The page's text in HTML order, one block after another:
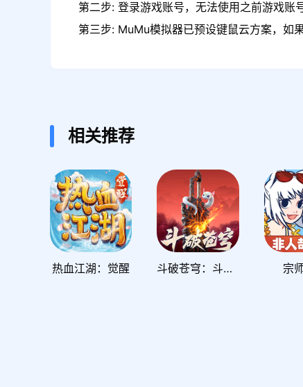
第二步: 登录游戏账号，无法使用之前游戏
第三步: MuMu模拟器已预设键鼠云方案，如
相关推荐
热血江湖：觉醒 斗破苍穹：斗帝之路 宗